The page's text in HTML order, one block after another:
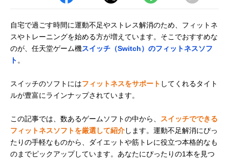
自宅で過ごす時間に運動不足やストレス解消のため、フィットネ
スやトレーニングを始める方が増えています。そこでおすすめな
のが、任天堂ゲーム機スイッチ（Switch）のフィットネスソフ
ト 。
スイッチのソフトにはフィットネスをサポート してくれるタイト
ルが豊富にラインナップされています。
この記事では、数あるゲームソフトの中から、
スイッチでできる
フィットネスソフトを厳選して紹介します。運動不足解消にぴっ
たりの手軽なものから、ダイエットや筋トレに役立つ本格的なも
のまでピックアップしています。あなたにぴったりの1本を見つ